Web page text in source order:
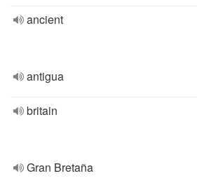
ancient
antigua
britain
Gran Bretaña